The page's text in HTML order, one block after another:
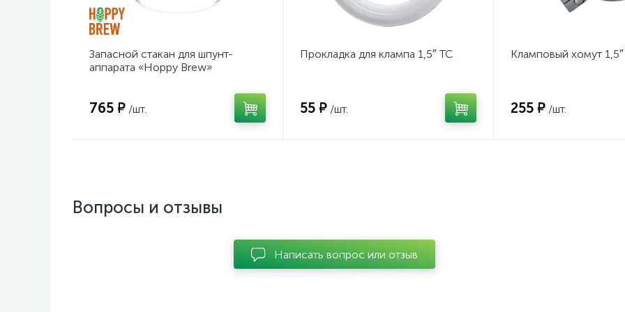
Запасной стакан для шпунт-
аппарата «Hoppy Brew»
765 ₽ /шт.
Прокладка для клампа 1,5″ TC
55 ₽ /шт.
Кламповый хомут 1,5″
255 ₽ /шт.
Вопросы и отзывы
Написать вопрос или отзыв